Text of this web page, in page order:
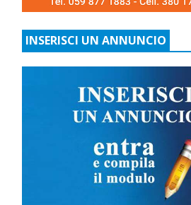
INSERISCI UN ANNUNCIO